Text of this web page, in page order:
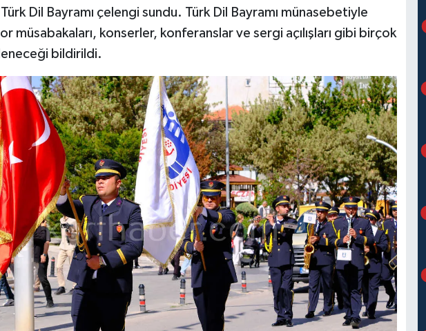
Türk Dil Bayramı çelengi sundu. Türk Dil Bayramı münasebetiyle
müsabakaları, konserler, konferanslar ve sergi açılışları gibi birçok
bildirildi.